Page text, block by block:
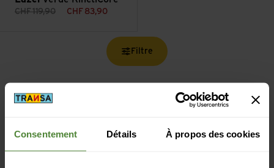
Consentement Détails À propos des cookies
CHF119,90 CHF 83,90
Filtre